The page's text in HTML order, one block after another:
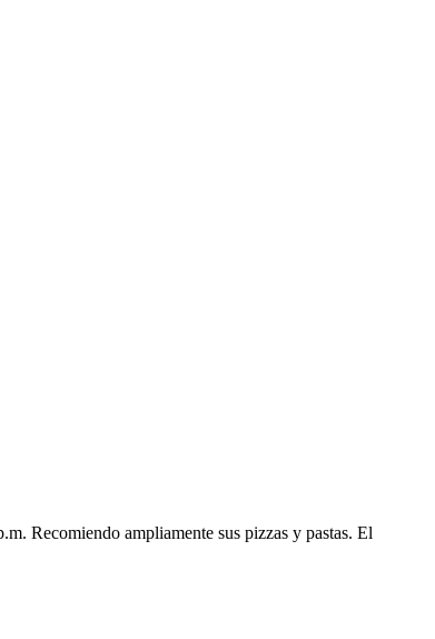
Recomiendo ampliamente sus pizzas y pastas. El